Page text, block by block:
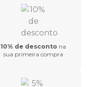
10% de desconto na
sua primeira compra